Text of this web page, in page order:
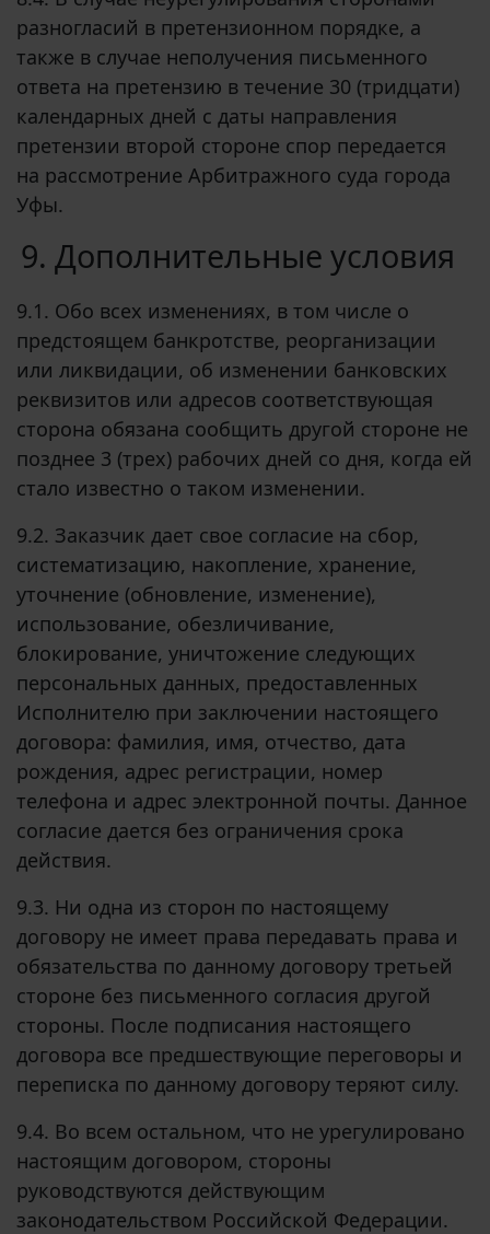
разногласий в претензионном порядке, а
также в случае неполучения письменного
ответа на претензию в течение 30 (тридцати)
календарных дней с даты направления
претензии второй стороне спор передается
на рассмотрение Арбитражного суда города
Уфы.
9. Дополнительные условия
9.1. Обо всех изменениях, в том числе о
предстоящем банкротстве, реорганизации
или ликвидации, об изменении банковских
реквизитов или адресов соответствующая
сторона обязана сообщить другой стороне не
позднее 3 (трех) рабочих дней со дня, когда ей
стало известно о таком изменении.
9.2. Заказчик дает свое согласие на сбор,
систематизацию, накопление, хранение,
уточнение (обновление, изменение),
использование, обезличивание,
блокирование, уничтожение следующих
персональных данных, предоставленных
Исполнителю при заключении настоящего
договора: фамилия, имя, отчество, дата
рождения, адрес регистрации, номер
телефона и адрес электронной почты. Данное
согласие дается без ограничения срока
действия.
9.3. Ни одна из сторон по настоящему
договору не имеет права передавать права и
обязательства по данному договору третьей
стороне без письменного согласия другой
стороны. После подписания настоящего
договора все предшествующие переговоры и
переписка по данному договору теряют силу.
9.4. Во всем остальном, что не урегулировано
настоящим договором, стороны
руководствуются действующим
законодательством Российской Федерации.